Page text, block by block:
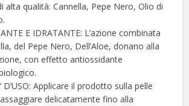
alta qualità: Cannella, Pepe Nero, Olio di
E IDRATANTE: L’azione combinata
del Pepe Nero, Dell’Aloe, donano alla
con effetto antiossidante
D’USO: Applicare il prodotto sulla pelle
delicatamente fino alla